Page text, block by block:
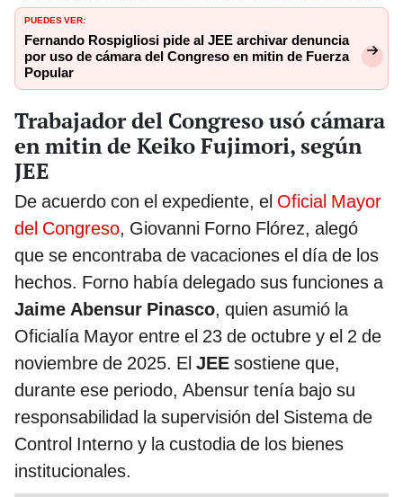
PUEDES VER:
Fernando Rospigliosi pide al JEE archivar denuncia
por uso de cámara del Congreso en mitin de Fuerza
Popular
Trabajador del Congreso usó cámara
en mitin de Keiko Fujimori, según
JEE
De acuerdo con el expediente, el Oficial Mayor
del Congreso, Giovanni Forno Flórez, alegó
que se encontraba de vacaciones el día de los
hechos. Forno había delegado sus funciones a
Jaime Abensur Pinasco, quien asumió la
Oficialía Mayor entre el 23 de octubre y el 2 de
noviembre de 2025. El JEE sostiene que,
durante ese periodo, Abensur tenía bajo su
responsabilidad la supervisión del Sistema de
Control Interno y la custodia de los bienes
institucionales.